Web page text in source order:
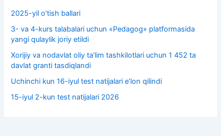
2025-yil o’tish ballari
3- va 4-kurs talabalari uchun «Pedagog» platformasida
yangi qulaylik joriy etildi
Xorijiy va nodavlat oliy taʼlim tashkilotlari uchun 1 452 ta
davlat granti tasdiqlandi
Uchinchi kun 16-iyul test natijalari e’lon qilindi
15-iyul 2-kun test natijalari 2026